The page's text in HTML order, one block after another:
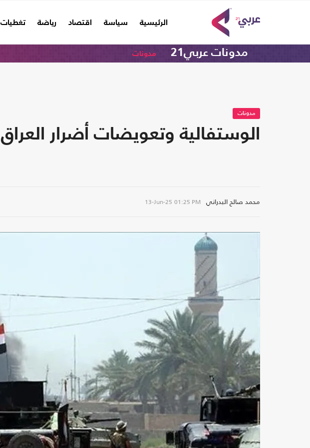
الرئيسية
(current) سياسة اقتصاد رياضة تغطيات
مدونات عربي21 مدونات
مدونات
الوستفالية وتعويضات أضرار العراق
محمد صالح البدراني 13-Jun-25 01:25 PM